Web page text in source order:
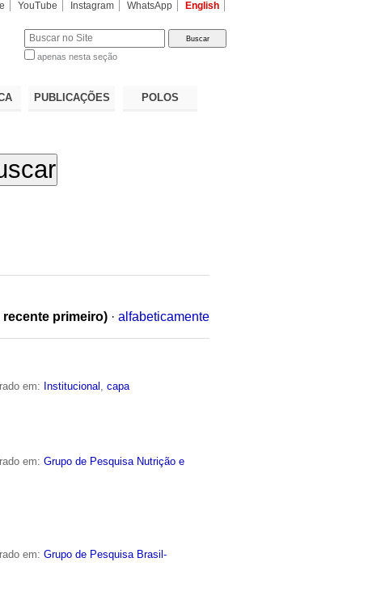
YouTube Instagram WhatsApp English
apenas nesta seção
PUBLICAÇÕES POLOS
recente primeiro) · alfabeticamente
em: Institucional ,capa
em:Grupo de Pesquisa Nutrição e
em:Grupo de Pesquisa Brasil-